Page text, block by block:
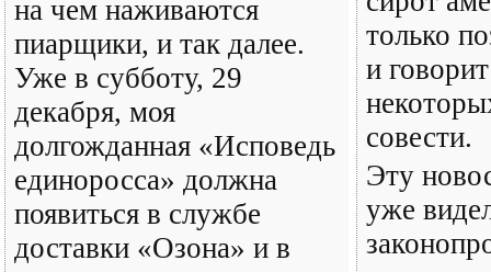
на чем наживаются
пиарщики, и так далее.
Уже в субботу, 29
декабря, моя
долгожданная «Исповедь
единоросса» должна
появиться в службе
доставки «Озона» и в
только
и
совести.
Эту
уже